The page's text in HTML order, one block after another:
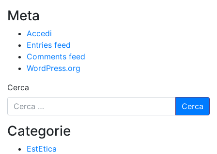
Meta
Accedi
Entries feed
Comments feed
WordPress.org
Cerca
Categorie
EstEtica